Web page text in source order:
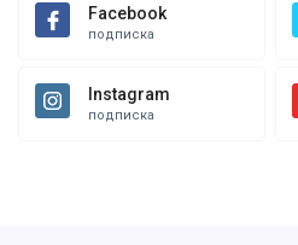
Facebook
подписка
Instagram
подписка